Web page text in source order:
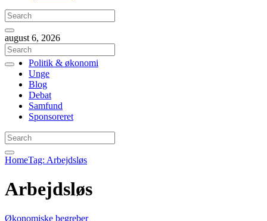
august 6, 2026
Politik & økonomi
Unge
Blog
Debat
Samfund
Sponsoreret
HomeTag: Arbejdsløs
Arbejdsløs
Økonomiske begreber